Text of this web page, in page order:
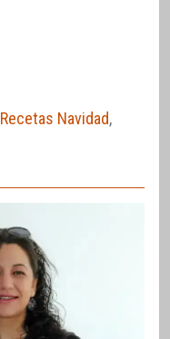
Recetas Navidad,